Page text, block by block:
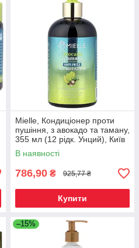
Mielle, Кондиціонер проти
пушіння, з авокадо та таману,
355 мл (12 рідк. Унций), Київ
В наявності
786,90 ₴ 925,77 ₴
Купити
–15%